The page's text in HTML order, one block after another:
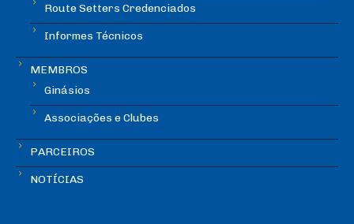
Route Setters Credenciados
Informes Técnicos
MEMBROS
Ginásios
Associações e Clubes
PARCEIROS
NOTÍCIAS